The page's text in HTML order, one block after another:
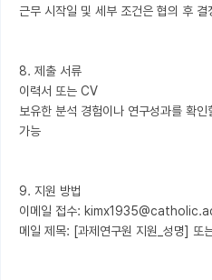
근무 시작일 및 세부 조건은 협의 후 결
8. 제출 서류
이력서 또는 CV
보유한 분석 경험이나 연구성과를 확
가능
9. 지원 방법
이메일 접수:
메일 제목: [과제연구원 지원_성명] 또